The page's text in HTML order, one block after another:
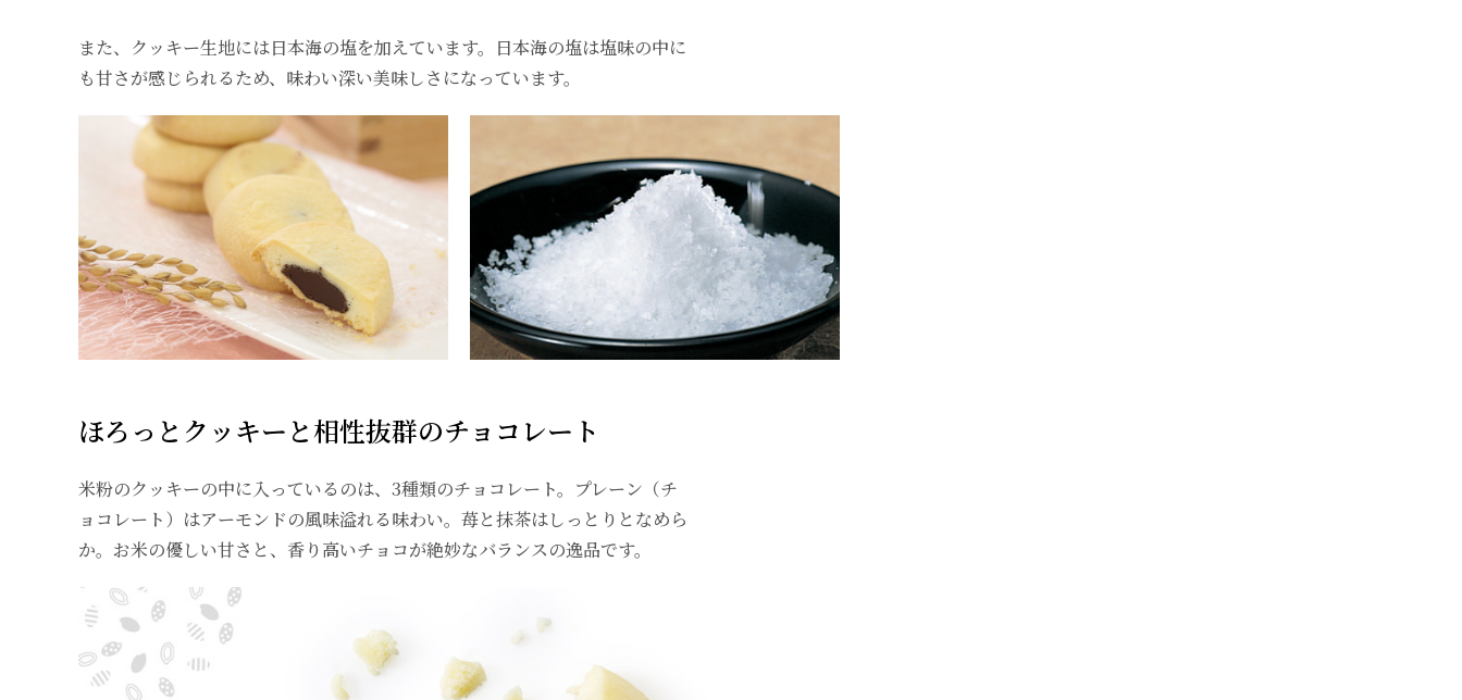
また、クッキー生地には日本海の塩を加えています。日本海の塩は塩味の中に
も甘さが感じられるため、味わい深い美味しさになっています。
ほろっとクッキーと相性抜群のチョコレート
米粉のクッキーの中に入っているのは、3種類のチョコレート。プレーン（チ
ョコレート）はアーモンドの風味溢れる味わい。苺と抹茶はしっとりとなめら
か。お米の優しい甘さと、香り高いチョコが絶妙なバランスの逸品です。